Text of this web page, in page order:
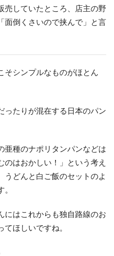
売していたところ、店主の野
面倒くさいので挟んで」と言
そシンプルなものがほとん
ったりが混在する日本のパン
亜種のナポリタンパンなどは
のはおかしい！」という考え
うどんと白ご飯のセットのよ
にはこれからも独自路線のお
ほしいですね。